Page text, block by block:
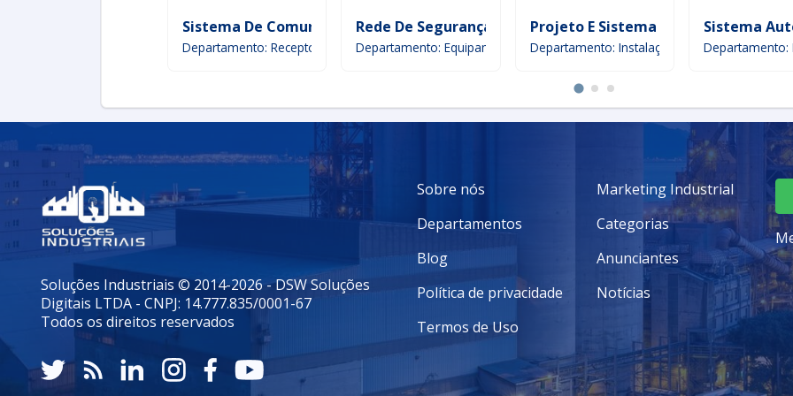
Sistema De Comunicação Sem Fio
Departamento: Receptores
Rede De Segurança Em Sistema T
Departamento: Equipamento de segurança
Projeto E Sistema De Som Ambiente
Departamento: Instalação
Sistema
Departamento:
Soluções Industriais © 2014-2026 - DSW Soluções
Digitais LTDA - CNPJ: 14.777.835/0001-67
Todos os direitos reservados
Sobre nós
Departamentos
Blog
Política de privacidade
Termos de Uso
Marketing Industrial
Categorias
Anunciantes
Notícias